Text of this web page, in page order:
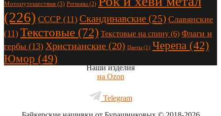
Мотопутешествия (3) Регионы (2)
(226) СССР (11) Скандинавские (25) Славянские
(11) Текстовые (72) Текстовые на спину (6) Флаги и
гербы (13) Христианские (20) Цветы (1) Черепа (42)
Юмор (49)
Наши изделия
на Ozon
Telegram